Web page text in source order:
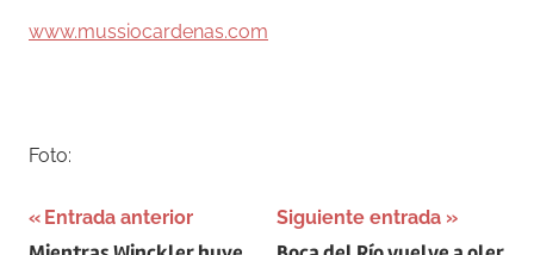
www.mussiocardenas.com
Foto:
Navegación
Entrada anterior Siguiente entrada